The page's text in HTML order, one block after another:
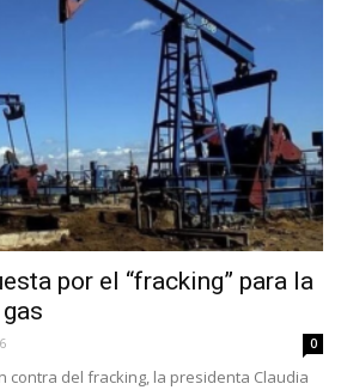
por el “fracking” para la
0
contra del fracking, la presidenta Claudia